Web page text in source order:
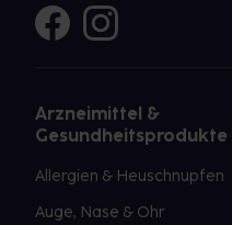
Arzneimittel &
Gesundheitsprodukte
Allergien & Heuschnupfen
Auge, Nase & Ohr